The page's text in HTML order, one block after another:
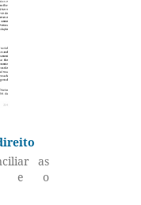
as
e o